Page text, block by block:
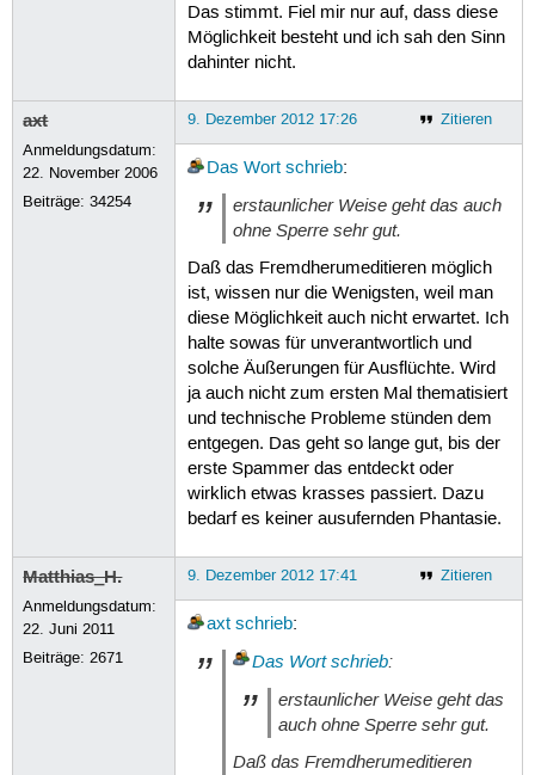
Das stimmt. Fiel mir nur auf, dass diese
Möglichkeit besteht und ich sah den Sinn
dahinter nicht.
axt
Anmeldungsdatum:
22. November 2006
Beiträge:34254
Zitieren
9. Dezember 2012 17:26
Das Wort schrieb:
erstaunlicher Weise geht das auch
ohne Sperre sehr gut.
Daß das Fremdherumeditieren möglich
ist, wissen nur die Wenigsten, weil man
diese Möglichkeit auch nicht erwartet. Ich
halte sowas für unverantwortlich und
solche Äußerungen für Ausflüchte. Wird
ja auch nicht zum ersten Mal thematisiert
und technische Probleme stünden dem
entgegen. Das geht so lange gut, bis der
erste Spammer das entdeckt oder
wirklich etwas krasses passiert. Dazu
bedarf es keiner ausufernden Phantasie.
Matthias_H.
Anmeldungsdatum:
22. Juni 2011
Beiträge:2671
Zitieren
9. Dezember 2012 17:41
axt schrieb:
Das Wort schrieb:
erstaunlicher Weise geht das
auch ohne Sperre sehr gut.
Daß das Fremdherumeditieren